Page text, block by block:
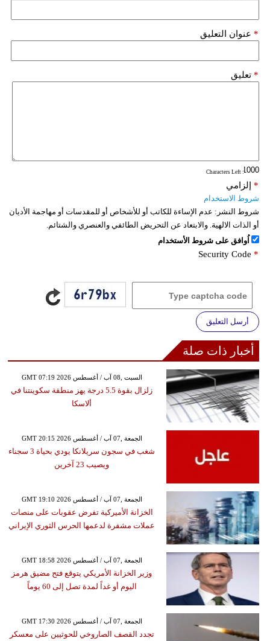
عنوان التعليق *
تعليق *
: Characters Left
إلزامي *
شروط الاستخدام
شروط النشر: عدم الإساءة للكاتب أو للأشخاص أو للمقدسات أو مهاجمة الأديان
أو الذات الالهية. والابتعاد عن التحريض الطائفي والعنصري والشتائم.
اُوافق على شروط الأستخدام
Security Code *
أرسل التعليق
أخبار ذات صلة
GMT 07:19 2026 السبت ,08 آب / أغسطس
زلزال بقوة 5.5 درجة يهز منطقة سكوينتنا في
ألاسكا
GMT 20:15 2026 الجمعة ,07 آب / أغسطس
شغب في سجون سريلانكا يودي بحياة 3 سجناء
ويصيب 23 آخرين
GMT 19:10 2026 الجمعة ,07 آب / أغسطس
الخزانة الأميركية تفرض عقوبات على منصات
عملات مشفرة لدعمها الحرس الثوري الإيراني
GMT 18:58 2026 الجمعة ,07 آب / أغسطس
وزير الخزانة الأمريكي يتوقع فتح مضيق هرمز
اليوم أو غداً لمدة تصل إلى 60 يوماً
GMT 17:30 2026 الجمعة ,07 آب / أغسطس
تجدد القصف الصاروخي للحوثيين على معسكر